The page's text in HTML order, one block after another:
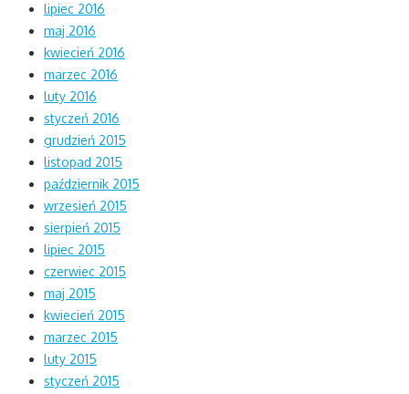
lipiec 2016
maj 2016
kwiecień 2016
marzec 2016
luty 2016
styczeń 2016
grudzień 2015
listopad 2015
październik 2015
wrzesień 2015
sierpień 2015
lipiec 2015
czerwiec 2015
maj 2015
kwiecień 2015
marzec 2015
luty 2015
styczeń 2015